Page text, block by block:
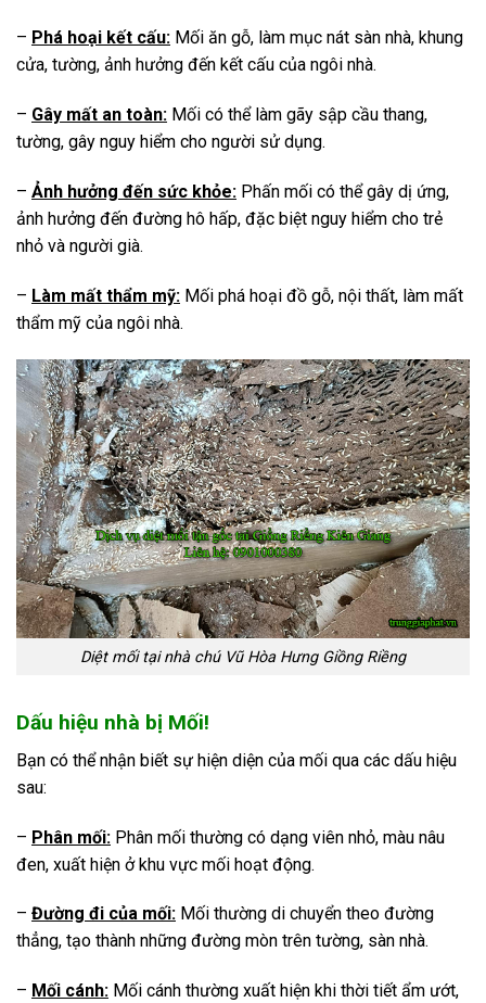
– Phá hoại kết cấu: Mối ăn gỗ, làm mục nát sàn nhà, khung
cửa, tường, ảnh hưởng đến kết cấu của ngôi nhà.
– Gây mất an toàn: Mối có thể làm gãy sập cầu thang,
tường, gây nguy hiểm cho người sử dụng.
– Ảnh hưởng đến sức khỏe: Phấn mối có thể gây dị ứng,
ảnh hưởng đến đường hô hấp, đặc biệt nguy hiểm cho trẻ
nhỏ và người già.
– Làm mất thẩm mỹ: Mối phá hoại đồ gỗ, nội thất, làm mất
thẩm mỹ của ngôi nhà.
Diệt mối tại nhà chú Vũ Hòa Hưng Giồng Riềng
Dấu hiệu nhà bị Mối!
Bạn có thể nhận biết sự hiện diện của mối qua các dấu hiệu
sau:
– Phân mối: Phân mối thường có dạng viên nhỏ, màu nâu
đen, xuất hiện ở khu vực mối hoạt động.
– Đường đi của mối: Mối thường di chuyển theo đường
thẳng, tạo thành những đường mòn trên tường, sàn nhà.
– Mối cánh: Mối cánh thường xuất hiện khi thời tiết ẩm ướt,